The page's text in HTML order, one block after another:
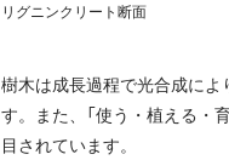
リグニンクリート断面
樹木は成長過程で光合成に
す。また、「使う・植える・
目されています。